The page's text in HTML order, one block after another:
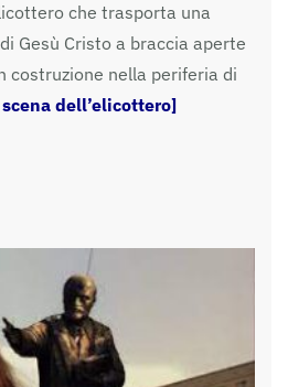
che trasporta una
Gesù Cristo a braccia aperte
costruzione nella periferia di
dell’elicottero]